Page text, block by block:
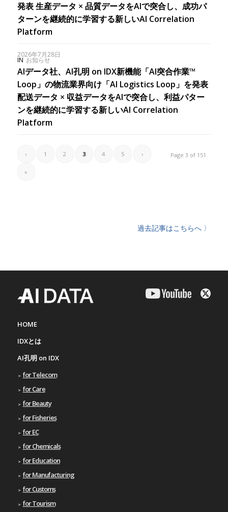
発表 生産データ × 品質データをAIで突合し、成功パ
ターンを継続的に学習する新しいAI Correlation
Platform
2026年7月28日
IN お知らせ
AIデータ社、AI孔明 on IDX新機能「AI突合作業™
Loop」の物流業界向け「AI Logistics Loop」を発表
配送データ × 収益データをAIで突合し、利益パター
ンを継続的に学習する新しいAI Correlation
Platform
Page 3 of 151
‹ 1 2 3 4 5 ›
»
過去記事はこちらへ 〉
HOME
IDXとは
AI孔明 on IDX
for Telecom
for Care
for Beauty
for Fisheries
for EC
for Chemicals
for Education
for Manufacturing
for Customs
for Tourism